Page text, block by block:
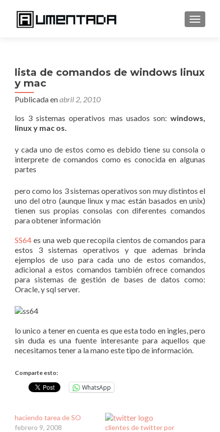
lista de comandos de windows linux
y mac
Publicada enabril 2, 2010
los 3 sistemas operativos mas usados son: windows,
linux y mac os.
y cada uno de estos como es debido tiene su consola o
interprete de comandos como es conocida en algunas
partes
pero como los 3 sistemas operativos son muy distintos el
uno del otro (aunque linux y mac están basados en unix)
tienen sus propias consolas con diferentes comandos
para obtener información
SS64 es una web que recopila cientos de comandos para
estos 3 sistemas operativos y que ademas brinda
ejemplos de uso para cada uno de estos comandos,
adicional a estos comandos también ofrece comandos
para sistemas de gestión de bases de datos como:
Oracle, y sql server.
lo unico a tener en cuenta es que esta todo en ingles, pero
sin duda es una fuente interesante para aquellos que
necesitamos tener a la mano este tipo de información.
Comparte esto:
WhatsApp
haciendo tarea de SO
febrero 9, 2008
clientes de twitter por